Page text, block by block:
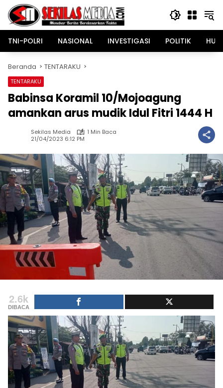
Langsung
konten
TNI-POLRI
NASIONAL INVESTIGASI POLITIK
Beranda TENTARAKU
TENTARAKU
Babinsa Koramil 10/Mojoagung
amankan arus mudik Idul Fitri 1444 H
Sekilas Media
1 Min Baca
21/04/2023 6:12 PM
2.6k
DIBACA